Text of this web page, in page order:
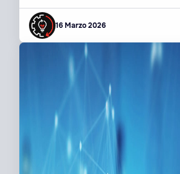
16 Marzo 2026